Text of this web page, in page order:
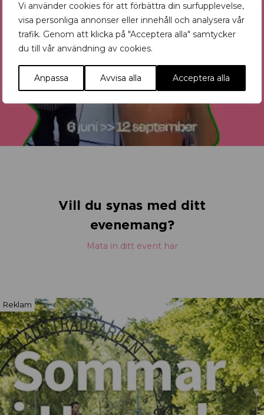
Vi använder cookies för att förbättra din surfupplevelse,
visa personliga annonser eller innehåll och analysera vår
trafik. Genom att klicka på "Acceptera alla" samtycker
du till vår användning av cookies.
Anpassa Avvisa alla Acceptera alla
Vill du synas med ditt
evenemang?
Mata in ditt event här
Reklam